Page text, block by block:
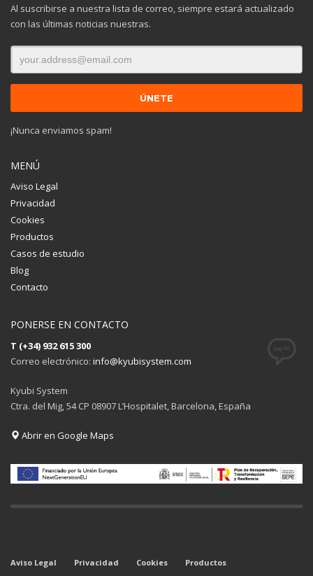
Al suscribirse a nuestra lista de correo, siempre estará actualizado
con las últimas noticias nuestras.
¡Nunca enviamos spam!
MENÚ
Aviso Legal
Privacidad
Cookies
Productos
Casos de estudio
Blog
Contacto
PONERSE EN CONTACTO
T (+34) 932 615 300
Correo electrónico: info@kyubisystem.com
Kyubi System
Ctra. del Mig, 54 CP 08907 L’Hospitalet, Barcelona, España
Abrir en Google Maps
Aviso Legal Privacidad Cookies
Productos